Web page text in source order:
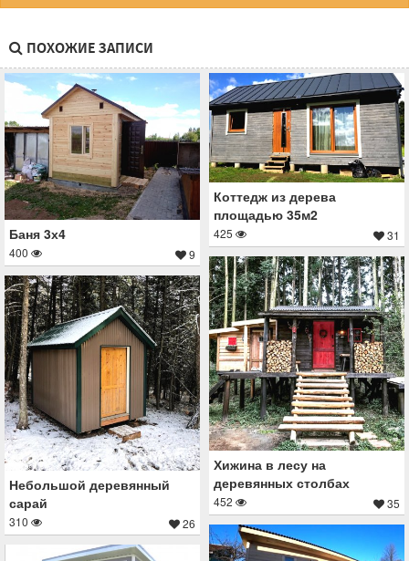
ПОХОЖИЕ ЗАПИСИ
Баня 3х4
400 9
Коттедж из дерева
площадью 35м2
425 31
Хижина в лесу на
деревянных столбах
452 35
Небольшой деревянный
сарай
310 26